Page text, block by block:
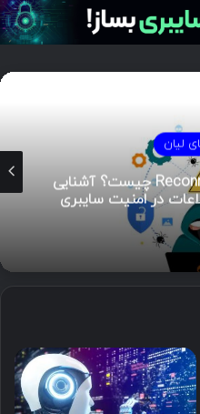
لیان
هوش تهدیدات سایبری (CTI)؛ راهنمای جامع از
رخداد